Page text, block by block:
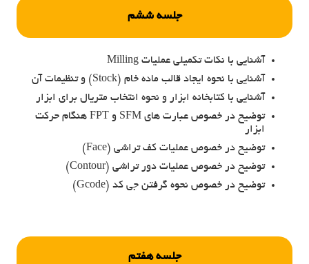
جلسه ششم
آشنایی با نکات تکمیلی عملیات Milling
آشنایی با نحوه ایجاد قالب ماده خام (Stock) و تنظیمات آن
آشنایی با کتابخانه ابزار و نحوه انتخاب متریال برای ابزار
توضیح در خصوص عبارت های SFM و FPT هنگام حرکت
ابزار
توضیح در خصوص عملیات کف تراشی (Face)
توضیح در خصوص عملیات دور تراشی (Contour)
توضیح در خصوص نحوه گرفتن جی کد (Gcode)
جلسه هفتم